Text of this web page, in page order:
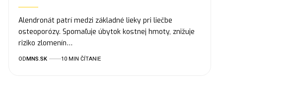
Alendronát patrí medzi základné lieky pri liečbe
osteoporózy. Spomaľuje úbytok kostnej hmoty, znižuje
riziko zlomenín…
ODMNS.SK 10 MIN ČÍTANIE